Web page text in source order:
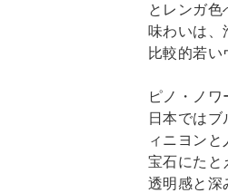
とレンガ
味わいは
比較的若
ピノ・ノワ
日本では
ィニヨン
宝石にた
透明感と